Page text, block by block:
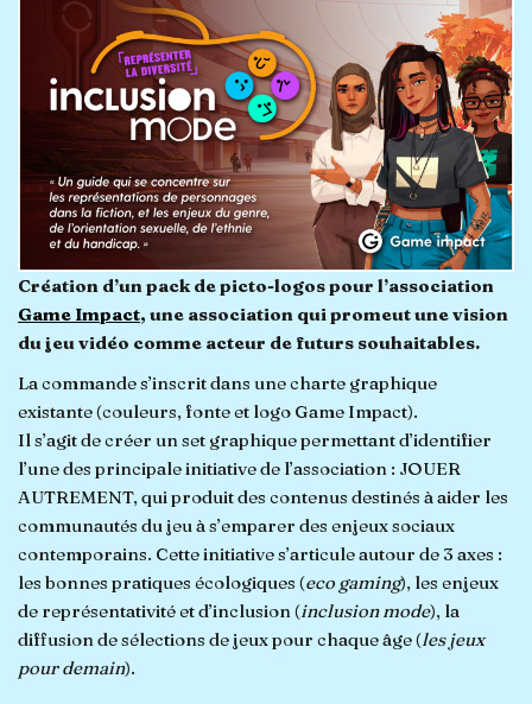
Création d’un pack de picto-logos pour l’association
Game Impact, une association qui promeut une vision
du jeu vidéo comme acteur de futurs souhaitables.
La commande s’inscrit dans une charte graphique
existante (couleurs, fonte et logo Game Impact).
Il s’agit de créer un set graphique permettant d’identifier
l’une des principale initiative de l’association : JOUER
AUTREMENT, qui produit des contenus destinés à aider les
communautés du jeu à s’emparer des enjeux sociaux
contemporains. Cette initiative s’articule autour de 3 axes :
les bonnes pratiques écologiques (eco gaming), les enjeux
de représentativité et d’inclusion (inclusion mode), la
diffusion de sélections de jeux pour chaque âge (les jeux
pour demain).